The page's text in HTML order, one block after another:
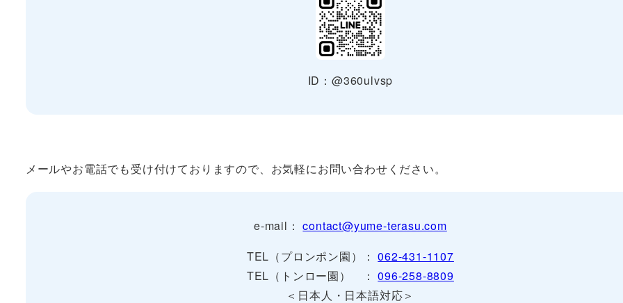
ID：@360ulvsp
メールやお電話でも受け付けておりますので、お気軽にお問い合わせください。
e-mail：contact@yume-terasu.com
TEL（プロンポン園）：062-431-1107
TEL（トンロー園） ：096-258-8809
＜日本人・日本語対応＞